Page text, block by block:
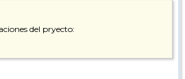
del pryecto: